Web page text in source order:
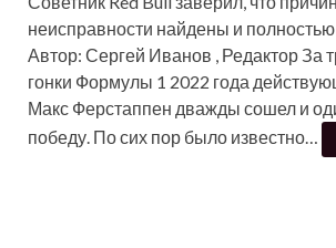
неисправности найдены и
Автор: Сергей Иванов , Редактор За
гонки Формулы 1 2022 года
Макс Ферстаппен дважды сошел и
победу. По сих пор было известно…